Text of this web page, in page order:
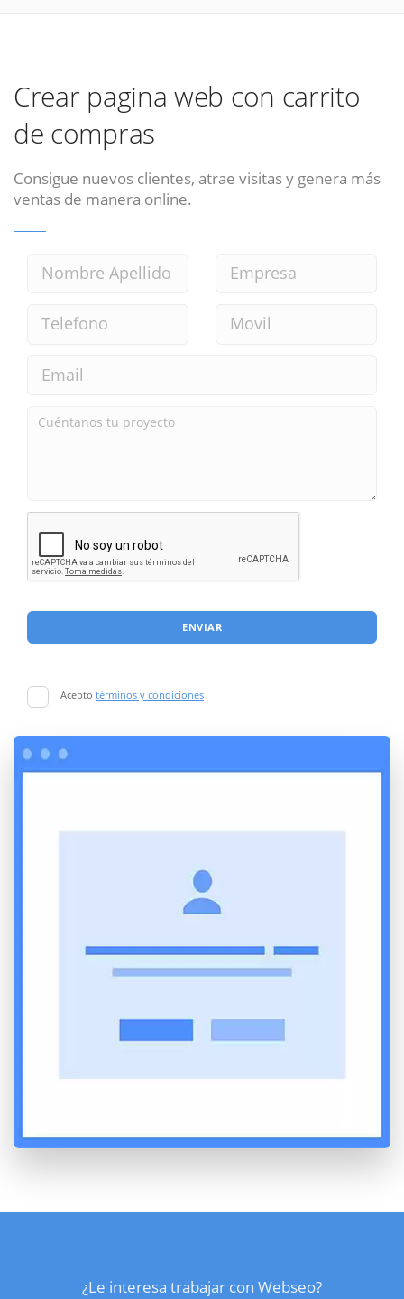
Crear pagina web con carrito
de compras
Consigue nuevos clientes, atrae visitas y genera más
ventas de manera online.
ENVIAR
Acepto términos y condiciones
¿Le interesa trabajar con Webseo?